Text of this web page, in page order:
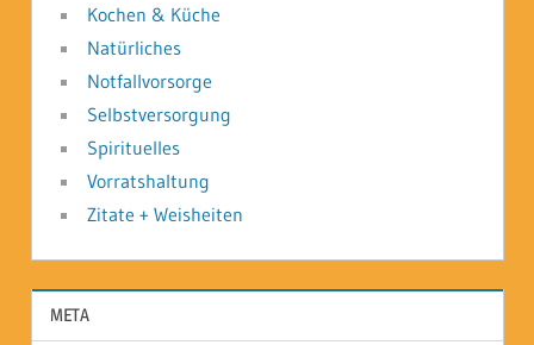
Kochen & Küche
Natürliches
Notfallvorsorge
Selbstversorgung
Spirituelles
Vorratshaltung
Zitate + Weisheiten
META